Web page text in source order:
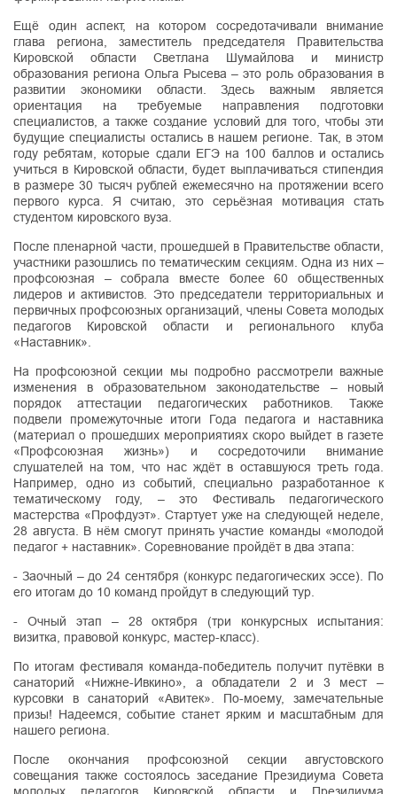
Ещё один аспект, на котором сосредотачивали внимание
глава региона, заместитель председателя Правительства
Кировской области Светлана Шумайлова и министр
образования региона Ольга Рысева – это роль образования в
развитии экономики области. Здесь важным является
ориентация на требуемые направления подготовки
специалистов, а также создание условий для того, чтобы эти
будущие специалисты остались в нашем регионе. Так, в этом
году ребятам, которые сдали ЕГЭ на 100 баллов и остались
учиться в Кировской области, будет выплачиваться стипендия
в размере 30 тысяч рублей ежемесячно на протяжении всего
первого курса. Я считаю, это серьёзная мотивация стать
студентом кировского вуза.
После пленарной части, прошедшей в Правительстве области,
участники разошлись по тематическим секциям. Одна из них –
профсоюзная – собрала вместе более 60 общественных
лидеров и активистов. Это председатели территориальных и
первичных профсоюзных организаций, члены Совета молодых
педагогов Кировской области и регионального клуба
«Наставник».
На профсоюзной секции мы подробно рассмотрели важные
изменения в образовательном законодательстве – новый
порядок аттестации педагогических работников. Также
подвели промежуточные итоги Года педагога и наставника
(материал о прошедших мероприятиях скоро выйдет в газете
«Профсоюзная жизнь») и сосредоточили внимание
слушателей на том, что нас ждёт в оставшуюся треть года.
Например, одно из событий, специально разработанное к
тематическому году, – это Фестиваль педагогического
мастерства «Профдуэт». Стартует уже на следующей неделе,
28 августа. В нём смогут принять участие команды «молодой
педагог + наставник». Соревнование пройдёт в два этапа:
- Заочный – до 24 сентября (конкурс педагогических эссе). По
его итогам до 10 команд пройдут в следующий тур.
- Очный этап – 28 октября (три конкурсных испытания:
визитка, правовой конкурс, мастер-класс).
По итогам фестиваля команда-победитель получит путёвки в
санаторий «Нижне-Ивкино», а обладатели 2 и 3 мест –
курсовки в санаторий «Авитек». По-моему, замечательные
призы! Надеемся, событие станет ярким и масштабным для
нашего региона.
После окончания профсоюзной секции августовского
совещания также состоялось заседание Президиума Совета